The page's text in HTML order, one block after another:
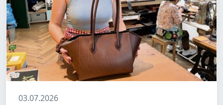
03.07.2026